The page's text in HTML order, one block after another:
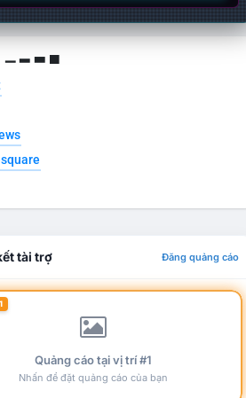
▁ ▂ ▃ ▄
tài trợ Đăng quảng cáo
Quảng cáo tại vị trí #1
Nhấn để đặt quảng cáo của bạn